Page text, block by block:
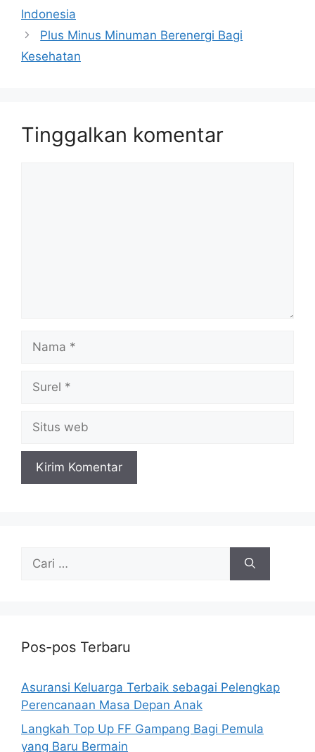
Indonesia
Plus Minus Minuman Berenergi Bagi
Kesehatan
Tinggalkan komentar
Nama
Surel
Situs
web
Cari
Pos-pos Terbaru
Asuransi Keluarga Terbaik sebagai Pelengkap
Perencanaan Masa Depan Anak
Langkah Top Up FF Gampang Bagi Pemula
yang Baru Bermain